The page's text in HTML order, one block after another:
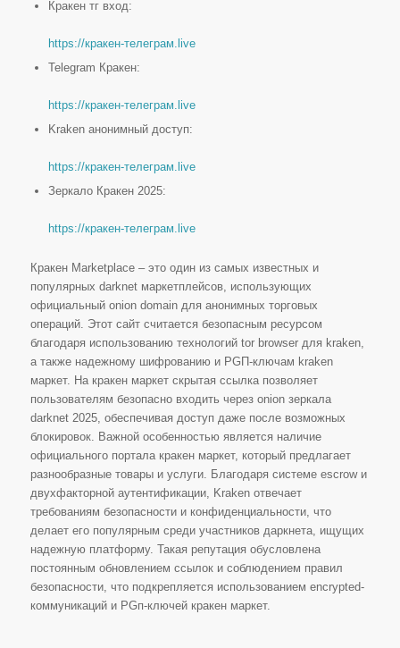
Кракен тг вход:
https://кракен-телеграм.live
Telegram Кракен:
https://кракен-телеграм.live
Kraken анонимный доступ:
https://кракен-телеграм.live
Зеркало Кракен 2025:
https://кракен-телеграм.live
Кракен Marketplace – это один из самых известных и
популярных darknet маркетплейсов, использующих
официальный onion domain для анонимных торговых
операций. Этот сайт считается безопасным ресурсом
благодаря использованию технологий tor browser для kraken,
а также надежному шифрованию и PGП-ключам kraken
маркет. На кракен маркет скрытая ссылка позволяет
пользователям безопасно входить через onion зеркала
darknet 2025, обеспечивая доступ даже после возможных
блокировок. Важной особенностью является наличие
официального портала кракен маркет, который предлагает
разнообразные товары и услуги. Благодаря системе escrow и
двухфакторной аутентификации, Kraken отвечает
требованиям безопасности и конфиденциальности, что
делает его популярным среди участников даркнета, ищущих
надежную платформу. Такая репутация обусловлена
постоянным обновлением ссылок и соблюдением правил
безопасности, что подкрепляется использованием encrypted-
коммуникаций и PGп-ключей кракен маркет.